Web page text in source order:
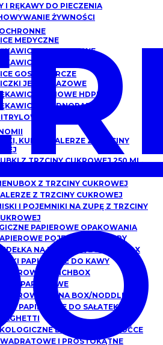
I RĘKAWY DO PIECZENIA
ŻYWNOŚCI
MEDYCZNE
NITRYLOWE
LATEKSOWE
GOSPODARCZE
JEDNORAZOWE
FOLIOWE HDPE
JEDNORAZOWE
KUBKI I TALERZE Z TRZCINY
Z TRZCINY CUKROWEJ 250 ML,
Z TRZCINY CUKROWEJ
Z TRZCINY CUKROWEJ
I POJEMNIKI NA ZUPĘ Z TRZCINY
PAPIEROWE OPAKOWANIA
POJEMNIKI DO ZUPY
NA BURGERY/BURGER BOX
PAPIEROWE DO KAWY
LUNCHBOX
PAPIEROWE
CHINA BOX/NODDLEBOX
PAPIEROWE DO SAŁATEK,
DREWNIANE SZTUĆCE
I PROSTOKĄTNE